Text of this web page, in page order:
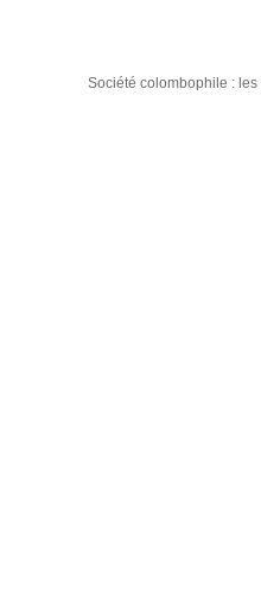
Société colombophile :